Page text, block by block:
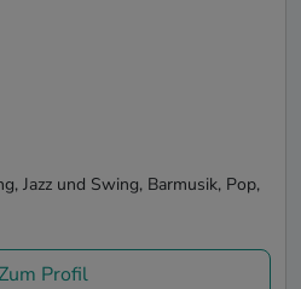
Jazz und Swing, Barmusik, Pop,
Profil